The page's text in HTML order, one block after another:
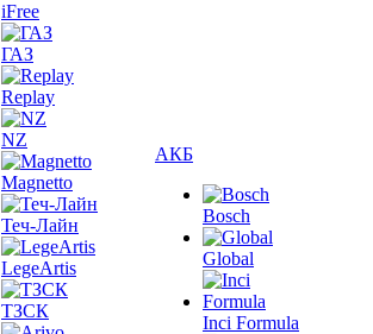
iFree
ГАЗ
Replay
NZ
Magnetto
Теч-Лайн
LegeArtis
ТЗСК
АКБ
Bosch
Global
Inci Formula